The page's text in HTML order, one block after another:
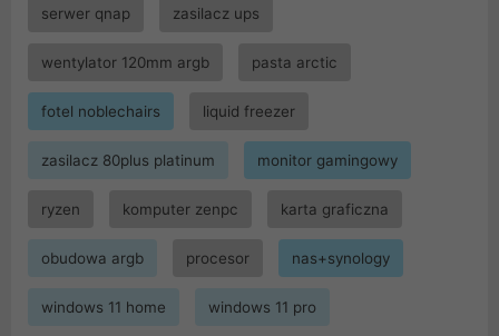
serwer qnap zasilacz ups
wentylator 120mm argb pasta arctic
fotel noblechairs liquid freezer
zasilacz 80plus platinum monitor gamingowy
ryzen komputer zenpc karta graficzna
obudowa argb procesor nas+synology
windows 11 home windows 11 pro